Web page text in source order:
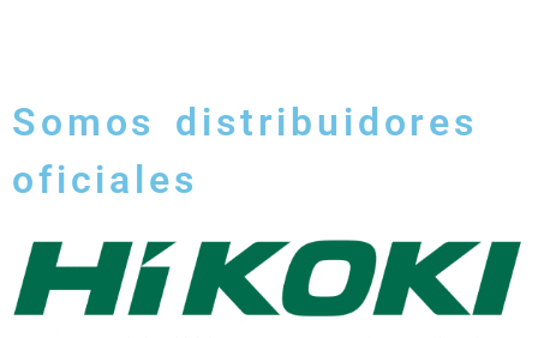
Somos distribuidores
oficiales